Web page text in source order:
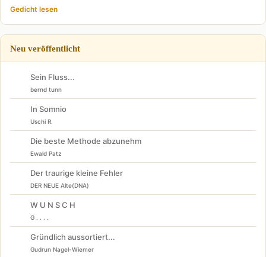
Gedicht lesen
Neu veröffentlicht
Sein Fluss...
bernd tunn
In Somnio
Uschi R.
Die beste Methode abzunehm
Ewald Patz
Der traurige kleine Fehler
DER NEUE Alte(DNA)
W U N S C H
G . . . .
Gründlich aussortiert...
Gudrun Nagel-Wiemer